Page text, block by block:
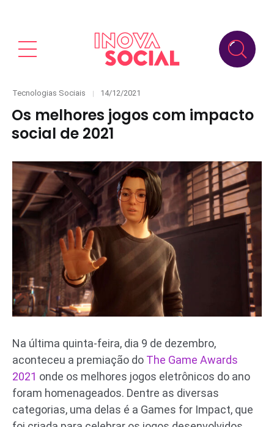
Categories
Tecnologias Sociais
Posted
14/12/2021
Os melhores jogos com impacto
social de 2021
Na última quinta-feira, dia 9 de dezembro,
aconteceu a premiação do The Game Awards
2021 onde os melhores jogos eletrônicos do ano
foram homenageados. Dentre as diversas
categorias, uma delas é a Games for Impact, que